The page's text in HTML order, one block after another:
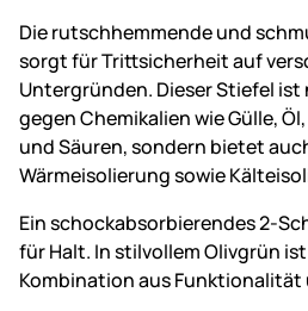
Die rutschhemmende und
sorgt für Trittsicherheit auf
Untergründen. Dieser Stiefel
gegen Chemikalien wie Gülle,
und Säuren, sondern bietet
Wärmeisolierung sowie
Ein schockabsorbierendes 2-
für Halt. In stilvollem Olivgrün
Kombination aus Funktionalität